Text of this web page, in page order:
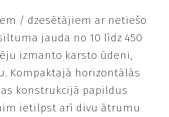
/ dzesētājiem ar netiešo
jauda no 10 līdz 450
izmanto karsto ūdeni,
Kompaktajā horizontālās
konstrukcijā papildus
ietilpst arī divu ātrumu